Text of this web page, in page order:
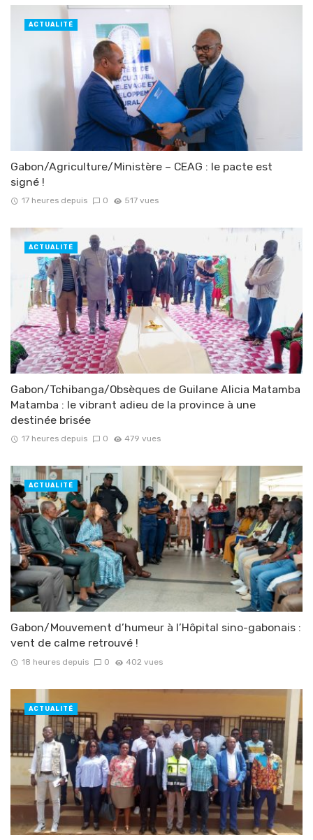
Gabon/Agriculture/Ministère – CEAG : le pacte est
signé !
17 heures depuis 0 517 vues
ACTUALITÉ
Gabon/Tchibanga/Obsèques de Guilane Alicia Matamba
Matamba : le vibrant adieu de la province à une
destinée brisée
17 heures depuis 0 479 vues
ACTUALITÉ
Gabon/Mouvement d’humeur à l’Hôpital sino-gabonais :
vent de calme retrouvé !
18 heures depuis 0 402 vues
ACTUALITÉ
ACTUALITÉ